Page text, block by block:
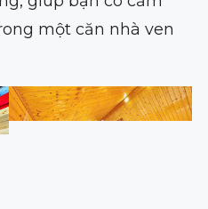
một căn nhà ven